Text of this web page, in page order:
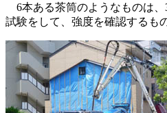
6本ある茶筒のようなものは、
試験をして、強度を確認するも